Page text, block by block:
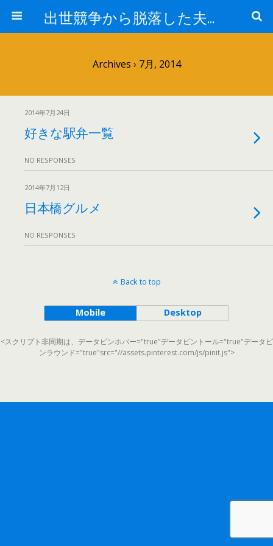
出世競争から脱落した夫と妻の日常
Archives › 7月, 2014
2014年7月24日
好きな駅弁一覧
NO RESPONSES
2014年7月12日
日本橋グルメ
NO RESPONSES
Back to top
Mobile Desktop
<スクリプト非同期は、データピンホバー="true"データピントール="true"データピ
ンラウンド="true"src="//assets.pinterest.com/js/pinit.js">